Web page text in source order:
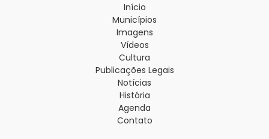
Início
Municípios
Imagens
Vídeos
Cultura
Publicações Legais
Notícias
História
Agenda
Contato